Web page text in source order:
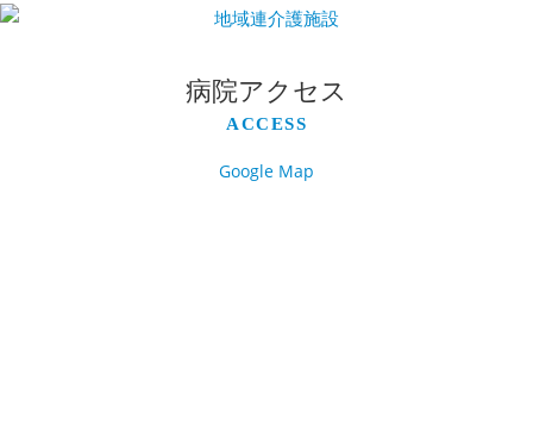
病院アクセス
ACCESS
Google Map